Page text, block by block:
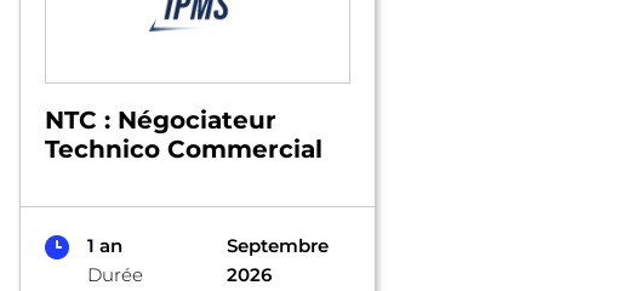
NTC : Négociateur
Technico Commercial
1 an
Durée
Septembre
2026